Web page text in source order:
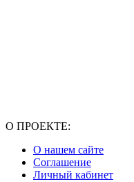
О ПРОЕКТЕ:
О нашем сайте
Соглашение
Личный кабинет